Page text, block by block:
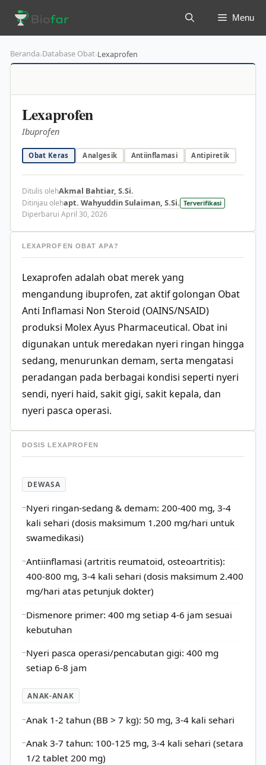
isi
Menu
Beranda›Database Obat›Lexaprofen
Lexaprofen
Ibuprofen
Obat Keras Analgesik Antiinflamasi Antipiretik
Ditulis olehAkmal Bahtiar, S.Si.
Ditinjau olehapt. Wahyuddin Sulaiman, S.Si. Terverifikasi
Diperbarui April 30, 2026
LEXAPROFEN OBAT APA?
Lexaprofen adalah obat merek yang
mengandung ibuprofen, zat aktif golongan Obat
Anti Inflamasi Non Steroid (OAINS/NSAID)
produksi Molex Ayus Pharmaceutical. Obat ini
digunakan untuk meredakan nyeri ringan hingga
sedang, menurunkan demam, serta mengatasi
peradangan pada berbagai kondisi seperti nyeri
sendi, nyeri haid, sakit gigi, sakit kepala, dan
nyeri pasca operasi.
DOSIS LEXAPROFEN
DEWASA
Nyeri ringan-sedang & demam: 200-400 mg, 3-4
kali sehari (dosis maksimum 1.200 mg/hari untuk
swamedikasi)
Antiinflamasi (artritis reumatoid, osteoartritis):
400-800 mg, 3-4 kali sehari (dosis maksimum 2.400
mg/hari atas petunjuk dokter)
Dismenore primer: 400 mg setiap 4-6 jam sesuai
kebutuhan
Nyeri pasca operasi/pencabutan gigi: 400 mg
setiap 6-8 jam
ANAK-ANAK
Anak 1-2 tahun (BB > 7 kg): 50 mg, 3-4 kali sehari
Anak 3-7 tahun: 100-125 mg, 3-4 kali sehari (setara
1/2 tablet 200 mg)